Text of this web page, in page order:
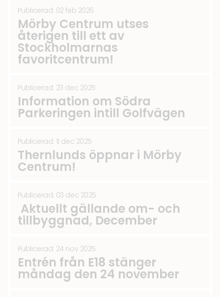
Publicerad: 02 feb 2026
Mörby Centrum utses
återigen till ett av
Stockholmarnas
favoritcentrum!
Publicerad: 23 dec 2025
Information om Södra
Parkeringen intill Golfvägen
Publicerad: 11 dec 2025
Thernlunds öppnar i Mörby
Centrum!
Publicerad: 03 dec 2025
Aktuellt gällande om- och
tillbyggnad, December
Publicerad: 24 nov 2025
Entrén från E18 stänger
måndag den 24 november